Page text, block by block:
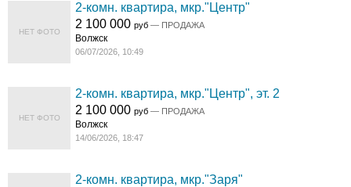
НЕТ ФОТО
2-комн. квартира, мкр."Центр"
2 100 000руб — ПРОДАЖА
Волжск
06/07/2026, 10:49
НЕТ ФОТО
2-комн. квартира, мкр."Центр", эт. 2
2 100 000руб — ПРОДАЖА
Волжск
14/06/2026, 18:47
2-комн. квартира, мкр."Заря"